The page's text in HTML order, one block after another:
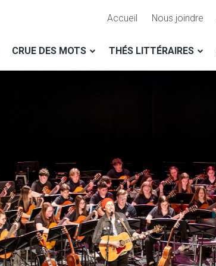
Accueil Nous joindre
CRUE DES MOTS THÉS LITTÉRAIRES